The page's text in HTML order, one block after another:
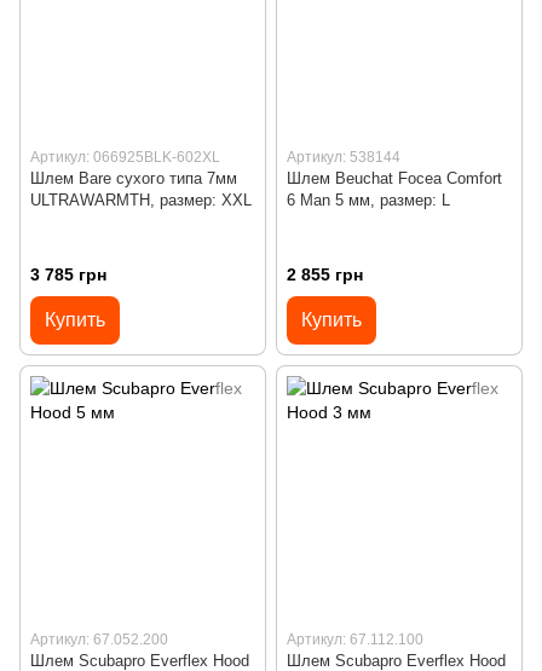
Артикул: 066925BLK-602XL
Шлем Bare сухого типа 7мм
ULTRAWARMTH, размер: XXL
3 785 грн
Купить
Артикул: 538144
Шлем Beuchat Focea Comfort
6 Man 5 мм, размер: L
2 855 грн
Купить
Артикул: 67.052.200
Шлем Scubapro Everflex Hood
Артикул: 67.112.100
Шлем Scubapro Everflex Hood